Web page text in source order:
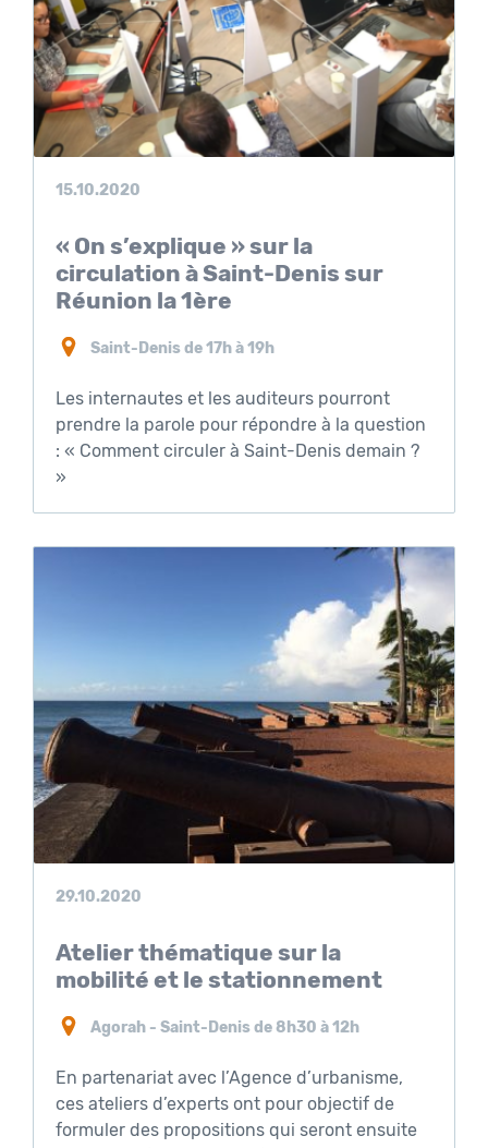
15.10.2020
« On s’explique » sur la
circulation à Saint-Denis sur
Réunion la 1ère
Saint-Denis de 17h à 19h
Les internautes et les auditeurs pourront
prendre la parole pour répondre à la question
: « Comment circuler à Saint-Denis demain ?
»
29.10.2020
Atelier thématique sur la
mobilité et le stationnement
Agorah - Saint-Denis de 8h30 à 12h
En partenariat avec l’Agence d’urbanisme,
ces ateliers d’experts ont pour objectif de
formuler des propositions qui seront ensuite